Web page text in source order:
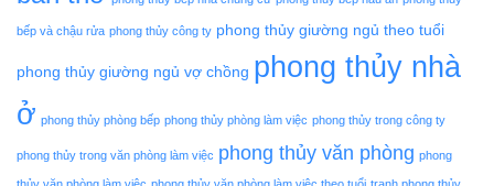
bếp và chậu rửa phong thủy công ty phong thủy giường ngủ theo tuổi
phong thủy giường ngủ vợ chồng phong thủy nhà
ở phong thủy phòng bếp phong thủy phòng làm việc phong thủy trong công ty
phong thủy trong văn phòng làm việc phong thủy văn phòng phong